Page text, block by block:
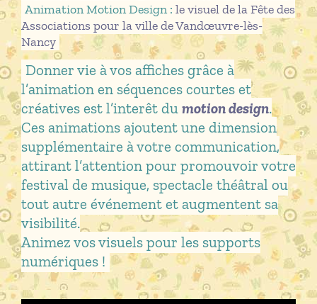
Animation Motion Design :le visuel de la Fête des
Associations pour la ville de Vandœuvre-lès-
Nancy
Donner vie à vos affiches grâce à
l’animation en séquences courtes et
créatives est l’interêt du motion design.
Ces animations ajoutent une dimension
supplémentaire à votre communication,
attirant l’attention pour promouvoir votre
festival de musique, spectacle théâtral ou
tout autre événement et augmentent sa
visibilité.
Animez vos visuels pour les supports
numériques !